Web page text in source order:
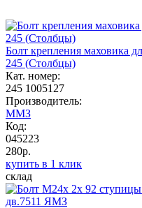
Болт крепления маховика
245 (Столбцы)
Кат. номер:
245 1005127
Производитель:
ММЗ
Код:
045223
280р.
купить в 1 клик
склад